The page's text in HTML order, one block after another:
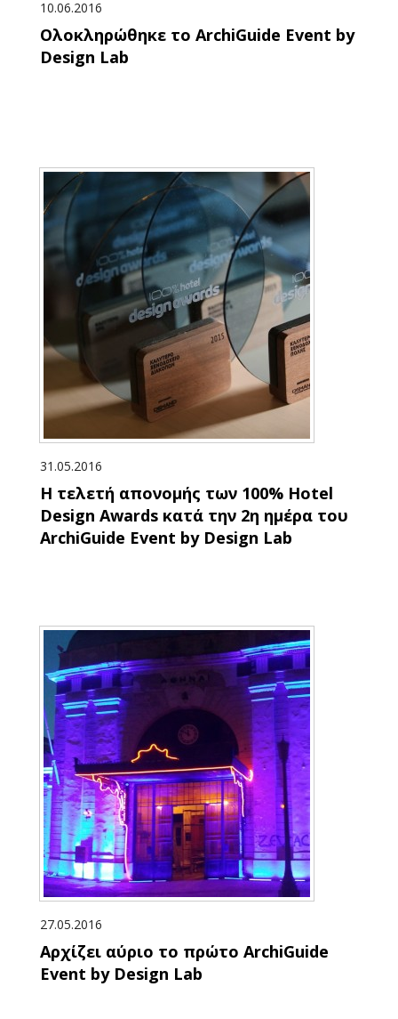
10.06.2016
Ολοκληρώθηκε το ArchiGuide Event by
Design Lab
31.05.2016
Η τελετή απονομής των 100% Hotel
Design Awards κατά την 2η ημέρα του
ArchiGuide Event by Design Lab
27.05.2016
Αρχίζει αύριο το πρώτο ArchiGuide
Event by Design Lab